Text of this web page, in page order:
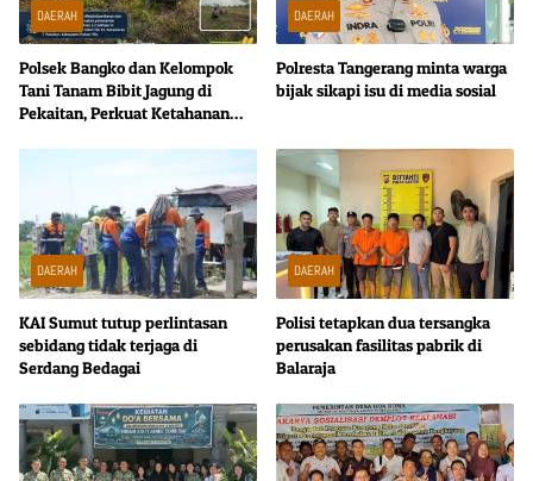
DAERAH
Polsek Bangko dan Kelompok
Tani Tanam Bibit Jagung di
Pekaitan, Perkuat Ketahanan
DAERAH
Polresta Tangerang minta warga
bijak sikapi isu di media sosial
DAERAH
KAI Sumut tutup perlintasan
sebidang tidak terjaga di
Serdang Bedagai
DAERAH
Polisi tetapkan dua tersangka
perusakan fasilitas pabrik di
Balaraja